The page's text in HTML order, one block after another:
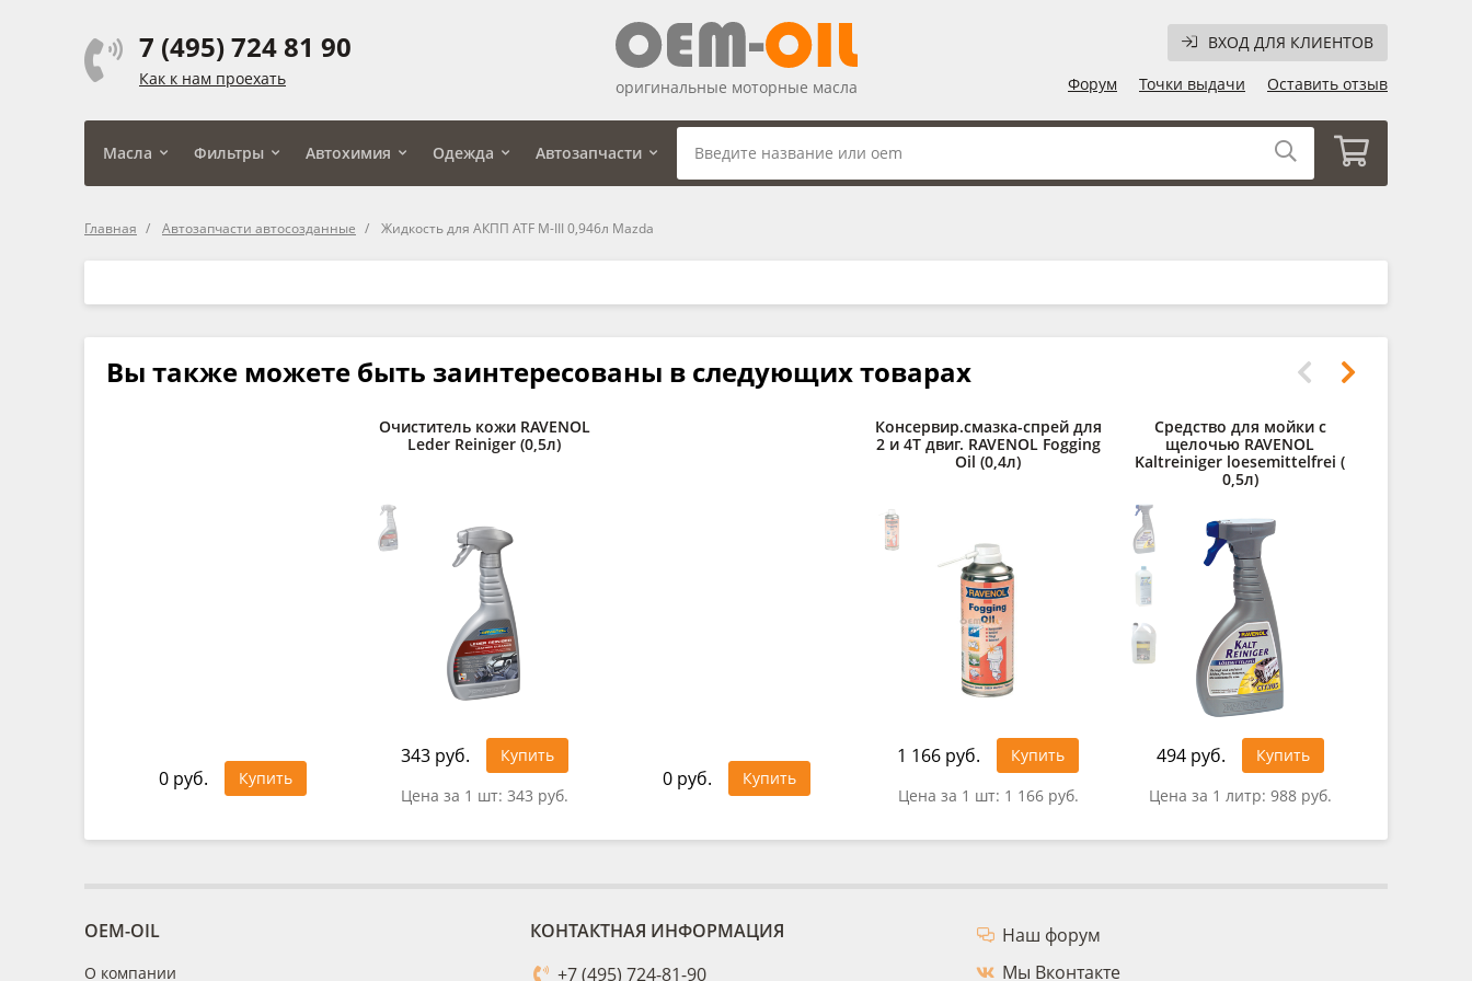
7 (495) 724 81 90
Как к нам проехать
ВХОД ДЛЯ КЛИЕНТОВ
Форум
Точки выдачи Оставить отзыв
оригинальные моторные масла
Масла Фильтры Автохимия Одежда Автозапчасти
Главная Автозапчасти автосозданные Жидкость для АКПП ATF M-III 0,946л Mazda
Вы также можете быть заинтересованы в следующих товарах
0 руб. Купить
Очиститель кожи RAVENOL
Leder Reiniger (0,5л)
343 руб.
Купить
Цена за 1 шт: 343 руб.
0 руб. Купить
Консервир.смазка-спрей для
2 и 4Т двиг. RAVENOL Fogging
Oil (0,4л)
1 166 руб.
Купить
Цена за 1 шт: 1 166 руб.
Средство для мойки с
щелочью RAVENOL
Kaltreiniger loesemittelfrei (
0,5л)
494 руб.
Купить
Цена за 1 литр: 988 руб.
OEM-OIL
О компании
КОНТАКТНАЯ ИНФОРМАЦИЯ
+7 (495) 724-81-90
Наш форум
Мы Вконтакте